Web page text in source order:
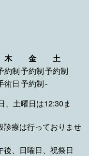
木 金
土
約制予約制予約制
術日予約制-
、土曜日は12:30ま
診療は行っておりませ
、日曜日、祝祭日